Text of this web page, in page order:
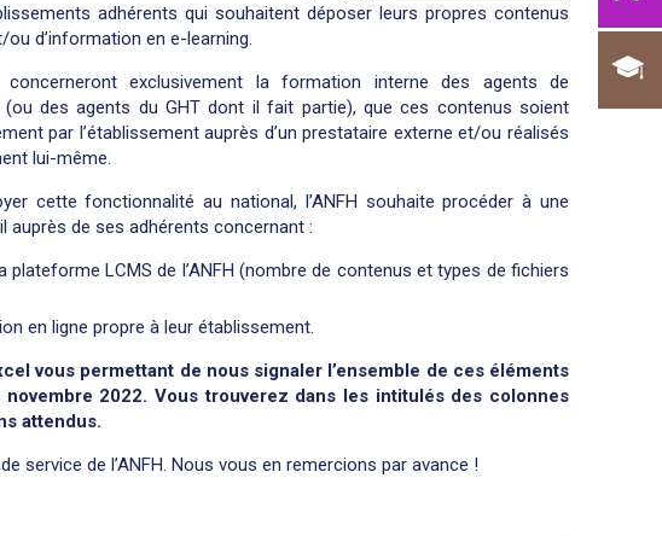
adhérents qui souhaitent déposer leurs propres contenus
d’information en e-learning.
concerneront exclusivement la formation interne des agents de
(ou des agents du GHT dont il fait partie), que ces contenus soient
par l’établissement auprès d’un prestataire externe et/ou réalisés
lui-même.
cette fonctionnalité au national, l’ANFH souhaite procéder à une
auprès de ses adhérents concernant :
LCMS de l’ANFH (nombre de contenus et types de fichiers
en ligne propre à leur établissement.
vous permettant de nous signaler l’ensemble de ces éléments
novembre 2022. Vous trouverez dans les intitulés des colonnes
attendus.
service de l’ANFH. Nous vous en remercions par avance !